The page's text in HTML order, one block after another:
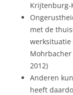
Krijtenburg-
met de
werksituatie
2012)
Anderen
heeft